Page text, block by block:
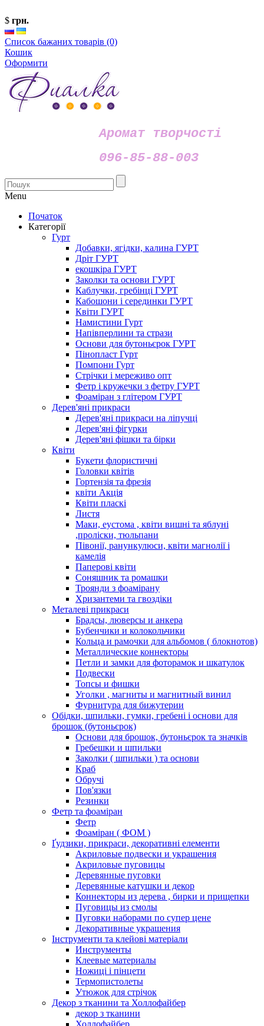
$ грн.
Список бажаних товарів (0)
Кошик
Оформити
Аромат творчості
096-85-88-003
Menu
Початок
Категорії
Гурт
Добавки, ягідки, калина ГУРТ
Дріт ГУРТ
екошкіра ГУРТ
Заколки та основи ГУРТ
Каблучки, гребінці ГУРТ
Кабошони і серединки ГУРТ
Квіти ГУРТ
Намистини Гурт
Напівперлини та стрази
Основи для бутоньєрок ГУРТ
Пінопласт Гурт
Помпони Гурт
Стрічки і мереживо опт
Фетр і кружечки з фетру ГУРТ
Фоаміран з глітером ГУРТ
Дерев'яні прикраси
Дерев'яні прикраси на ліпучці
Дерев'яні фігурки
Дерев'яні фішки та бірки
Квіти
Букети флористичні
Головки квітів
Гортензія та фрезія
квіти Акція
Квіти пласкі
Листя
Маки, еустома , квіти вишні та яблуні
,проліски, тюльпани
Півонії, ранункулюси, квіти магнолії і
камелія
Паперові квіти
Соняшник та ромашки
Троянди з фоамірану
Хризантеми та гвоздіки
Металеві прикраси
Брадсы, люверсы и анкера
Бубенчики и колокольчики
Кольца и рамочки для альбомов ( блокнотов)
Металлические коннекторы
Петли и замки для фоторамок и шкатулок
Подвески
Топсы и фишки
Уголки , магниты и магнитный винил
Фурнитура для бижутерии
Обідки, шпильки, гумки, гребені і основи для
брошок (бутоньєрок)
Основи для брошок, бутоньєрок та значків
Гребешки и шпильки
Заколки ( шпильки ) та основи
Краб
Обручі
Пов'язки
Резинки
Фетр та фоаміран
Фетр
Фоаміран ( ФОМ )
Ґудзики, прикраси, декоративні елементи
Акриловые подвески и украшения
Акриловые пуговицы
Деревянные пуговки
Деревянные катушки и декор
Коннекторы из дерева , бирки и прищепки
Пуговицы из смолы
Пуговки наборами по супер цене
Декоративные украшения
Інструменти та клейові матеріали
Инструменты
Клеевые материалы
Ножиці і пінцети
Термопистолеты
Утюжок для стрічок
Декор з тканини та Холлофайбер
декор з тканини
Холлофайбер